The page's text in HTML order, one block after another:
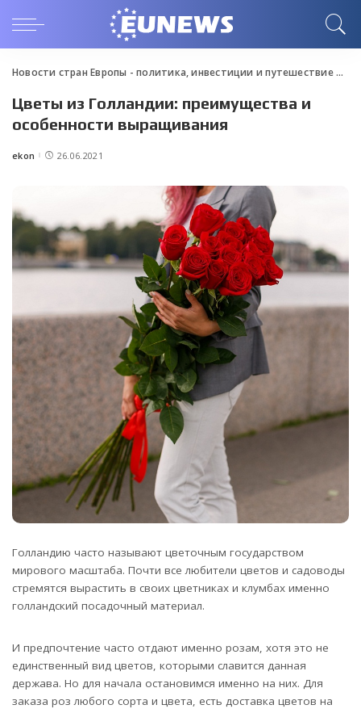
Новости стран Европы - политика, инвестиции и путешествие>
Цветы из Голландии: преимущества и
особенности выращивания
Posted
ekon 26.06.2021
Голландию часто называют цветочным государством
мирового масштаба. Почти все любители цветов и садоводы
стремятся вырастить в своих цветниках и клумбах именно
голландский посадочный материал.
И предпочтение часто отдают именно розам, хотя это не
единственный вид цветов, которыми славится данная
держава. Но для начала остановимся именно на них. Для
заказа роз любого сорта и цвета, есть доставка цветов на